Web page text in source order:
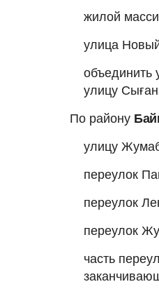
жилой
улица
объединить
улицу
По району
улицу
переулок
переулок
переулок
часть